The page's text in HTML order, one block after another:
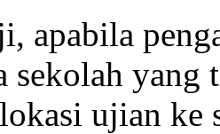
apabila
sekolah
ujian ke